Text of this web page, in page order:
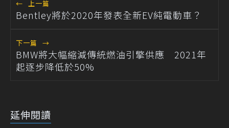
← 上一篇
Bentley將於2020年發表全新EV純電動車？
下一篇 →
BMW將大幅縮減傳統燃油引擎供應 2021年
起逐步降低於50%
延伸閱讀